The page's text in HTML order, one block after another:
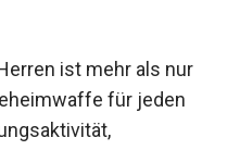
ist mehr als nur
für jeden